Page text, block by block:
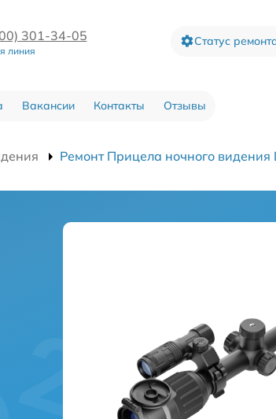
301-34-05
линия
Статус
Вакансии Контакты Отзывы
Ремонт Прицела ночного видения